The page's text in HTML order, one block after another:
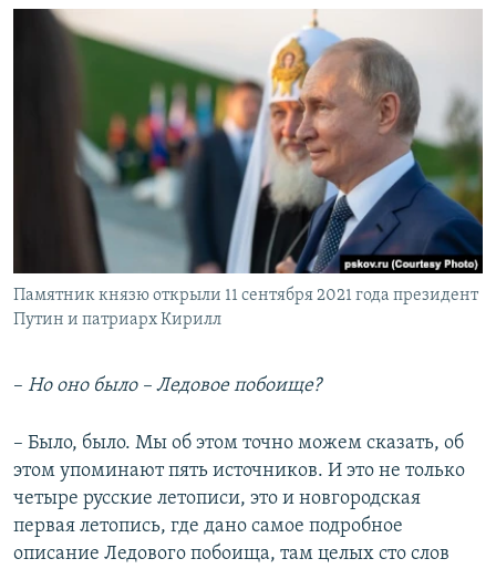
Памятник князю открыли 11 сентября 2021 года президент
Путин и патриарх Кирилл
– Но оно было – Ледовое побоище?
– Было, было. Мы об этом точно можем сказать, об
этом упоминают пять источников. И это не только
четыре русские летописи, это и новгородская
первая летопись, где дано самое подробное
описание Ледового побоища, там целых сто слов